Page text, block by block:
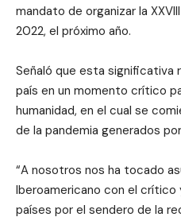
mandato de organizar la
2022, el próximo año.
Señaló que esta significativa
país en un momento crítico
humanidad, en el cual se
de la pandemia generados
“A nosotros nos ha tocado
Iberoamericano con el crítico
países por el sendero de la